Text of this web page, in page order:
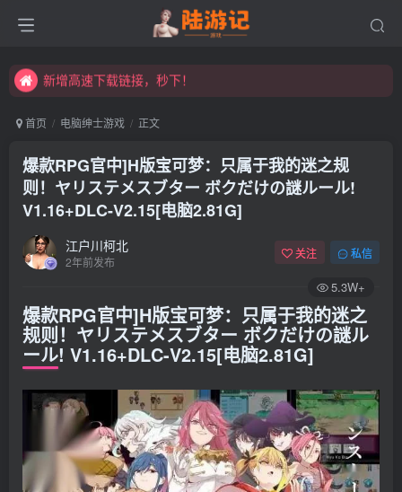
永久发布页，点此打开：https://xibeimenchuixue.github.io/fabuye/
永久发布页，点此打开：https://xibeimenchuixue.github.io/fabuye/
首页 电脑绅士游戏 正文
爆款RPG官中]H版宝可梦：只属于我的迷之规
则！ヤリステメスブター ボクだけの謎ルール!
V1.16+DLC-V2.15[电脑2.81G]
江户川柯北
2年前发布
关注 私信
5.3W+
爆款RPG官中]H版宝可梦：只属于我的迷之
规则！ヤリステメスブター ボクだけの謎ル
ール! V1.16+DLC-V2.15[电脑2.81G]